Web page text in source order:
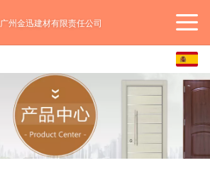
广州金迅建材有限责任公司
中文
English